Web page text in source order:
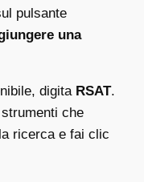
pulsante
una
digita RSAT.
che
ricerca e fai clic